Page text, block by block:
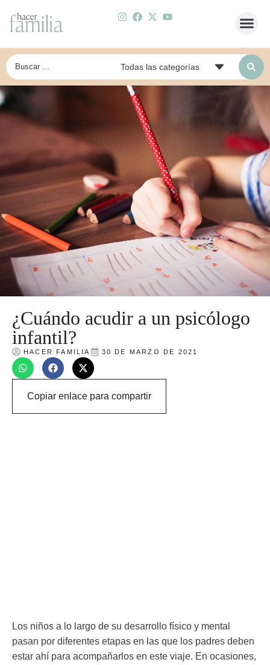
¿Cuándo acudir a un psicólogo
infantil?
HACER FAMILIA 30 DE MARZO DE 2021
Copiar enlace para compartir
Los niños a lo largo de su desarrollo físico y mental
pasan por diferentes etapas en las que los padres deben
estar ahí para acompañarlos en este viaje. En ocasiones,